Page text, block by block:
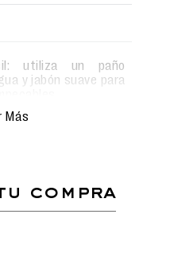
utiliza un paño
y jabón suave para
con movimientos
evitar rayar o dañar la
deja que las
al aire libre,
Más
compra